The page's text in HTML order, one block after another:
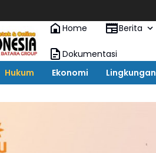
Home
Berita
Dokumentasi
Hukum Ekonomi Lingkungan